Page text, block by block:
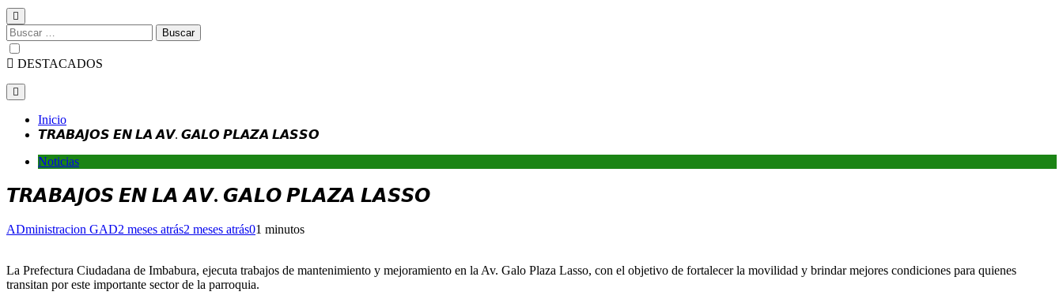
Buscar:
DESTACADOS
Inicio
𝙏𝙍𝘼𝘽𝘼𝙅𝙊𝙎 𝙀𝙉 𝙇𝘼 𝘼𝙑. 𝙂𝘼𝙇𝙊 𝙋𝙇𝘼𝙕𝘼 𝙇𝘼𝙎𝙎𝙊
Noticias
𝙏𝙍𝘼𝘽𝘼𝙅𝙊𝙎 𝙀𝙉 𝙇𝘼 𝘼𝙑. 𝙂𝘼𝙇𝙊 𝙋𝙇𝘼𝙕𝘼 𝙇𝘼𝙎𝙎𝙊
ADministracion GAD2 meses atrás2 meses atrás01 minutos
La Prefectura Ciudadana de Imbabura, ejecuta trabajos de mantenimiento y mejoramiento en la Av. Galo Plaza Lasso, con el objetivo de fortalecer la movilidad y brindar mejores condiciones para quienes
transitan por este importante sector de la parroquia.